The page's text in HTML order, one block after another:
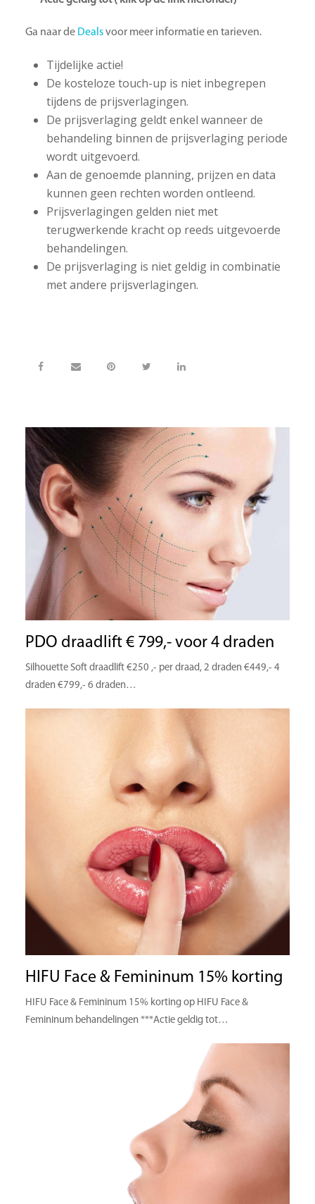
Ga naar de Dealsvoor meer informatie en tarieven.
Tijdelijke actie!
De kosteloze touch-up is niet inbegrepen
tijdens de prijsverlagingen.
De prijsverlaging geldt enkel wanneer de
behandeling binnen de prijsverlaging periode
wordt uitgevoerd.
Aan de genoemde planning, prijzen en data
kunnen geen rechten worden ontleend.
Prijsverlagingen gelden niet met
terugwerkende kracht op reeds uitgevoerde
behandelingen.
De prijsverlaging is niet geldig in combinatie
met andere prijsverlagingen.
PDO draadlift € 799,- voor 4 draden
Silhouette Soft draadlift €250 ,- per draad, 2 draden €449,- 4
draden €799,- 6 draden…
HIFU Face & Femininum 15% korting
HIFU Face & Femininum 15% korting op HIFU Face &
Femininum behandelingen ***Actie geldig tot…